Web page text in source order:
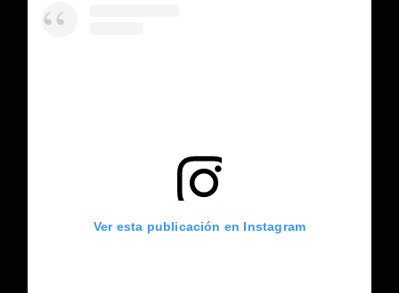
Ver esta publicación en Instagram